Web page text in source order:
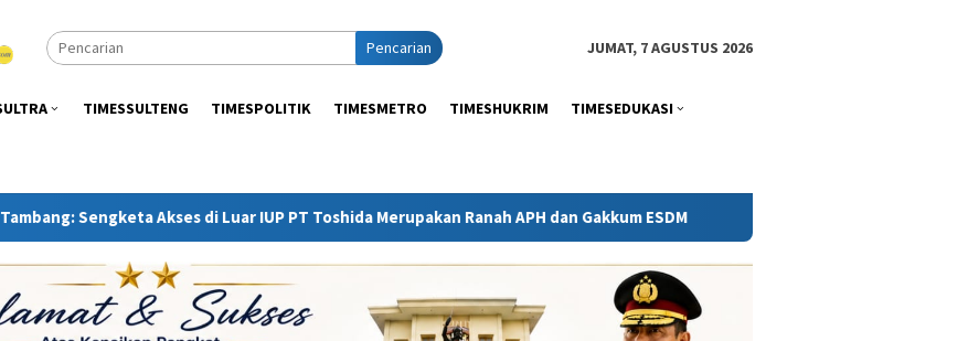
Pencarian JUMAT, 7 AGUSTUS 2026
TIMESSULTENG TIMESPOLITIK TIMESMETRO TIMESHUKRIM TIMESEDUKASI
Akses di Luar IUP PT Toshida Merupakan Ranah APH dan Gakkum ESDM Kejati Sultra Telaah Laporan KPH Terkait